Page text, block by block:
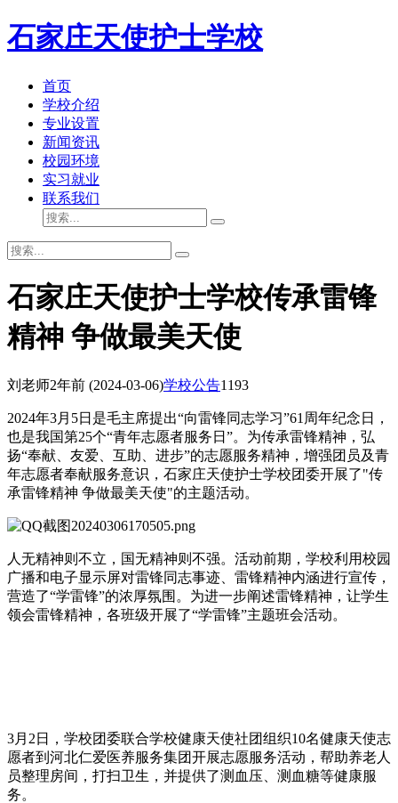
石家庄天使护士学校
首页
学校介绍
专业设置
新闻资讯
校园环境
实习就业
联系我们
石家庄天使护士学校传承雷锋
精神 争做最美天使
刘老师2年前 (2024-03-06)学校公告1193
2024年3月5日是毛主席提出“向雷锋同志学习”61周年纪念日，
也是我国第25个“青年志愿者服务日”。为传承雷锋精神，弘
扬“奉献、友爱、互助、进步”的志愿服务精神，增强团员及青
年志愿者奉献服务意识，石家庄天使护士学校团委开展了"传
承雷锋精神 争做最美天使"的主题活动。
人无精神则不立，国无精神则不强。活动前期，学校利用校园
广播和电子显示屏对雷锋同志事迹、雷锋精神内涵进行宣传，
营造了“学雷锋”的浓厚氛围。为进一步阐述雷锋精神，让学生
领会雷锋精神，各班级开展了“学雷锋”主题班会活动。
3月2日，学校团委联合学校健康天使社团组织10名健康天使志
愿者到河北仁爱医养服务集团开展志愿服务活动，帮助养老人
员整理房间，打扫卫生，并提供了测血压、测血糖等健康服
务。